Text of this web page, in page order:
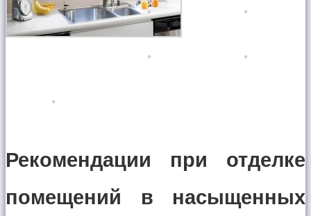
Рекомендации при отделке
помещений в насыщенных